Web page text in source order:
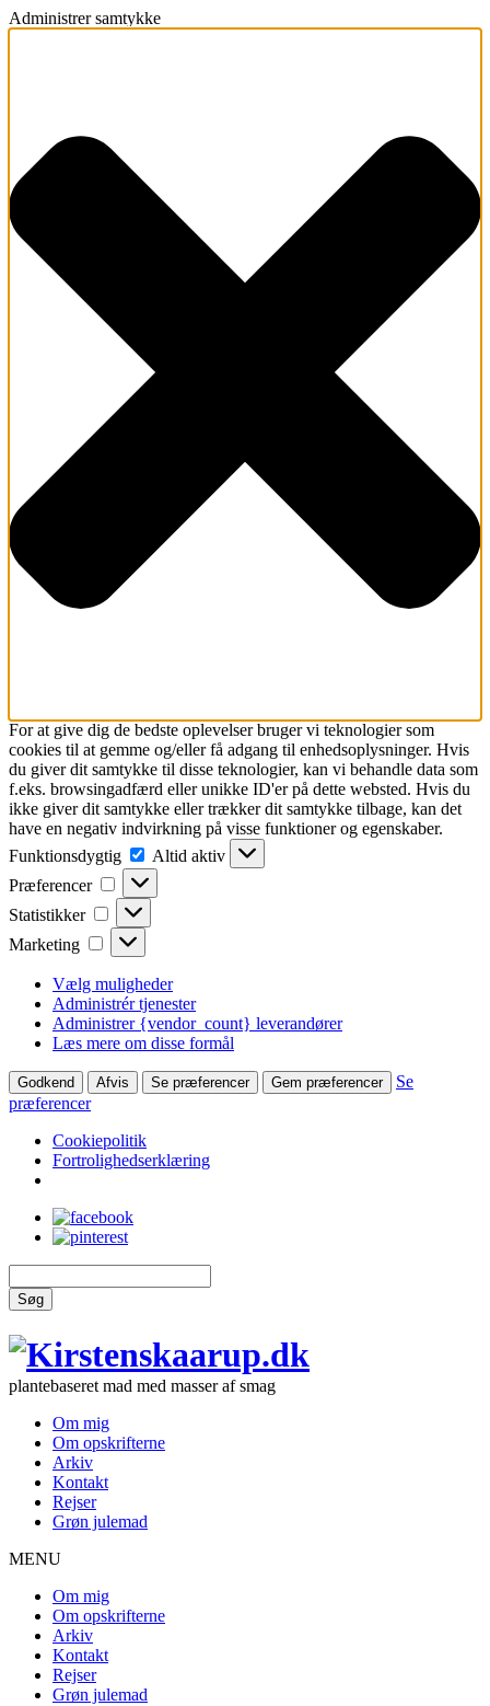
Administrer samtykke
For at give dig de bedste oplevelser bruger vi teknologier som
cookies til at gemme og/eller få adgang til enhedsoplysninger. Hvis
du giver dit samtykke til disse teknologier, kan vi behandle data som
f.eks. browsingadfærd eller unikke ID'er på dette websted. Hvis du
ikke giver dit samtykke eller trækker dit samtykke tilbage, kan det
have en negativ indvirkning på visse funktioner og egenskaber.
Funktionsdygtig
Funktionsdygtig
Altid aktiv
Præferencer
Præferencer
Statistikker Statistikker
Marketing Marketing
Vælg muligheder
Administrér tjenester
Administrer {vendor_count} leverandører
Læs mere om disse formål
Godkend Afvis Se præferencer Gem præferencer
Se
præferencer
Cookiepolitik
Fortrolighedserklæring
Søg
plantebaseret mad med masser af smag
Om mig
Om opskrifterne
Arkiv
Kontakt
Rejser
Grøn julemad
MENU
Om mig
Om opskrifterne
Arkiv
Kontakt
Rejser
Grøn julemad